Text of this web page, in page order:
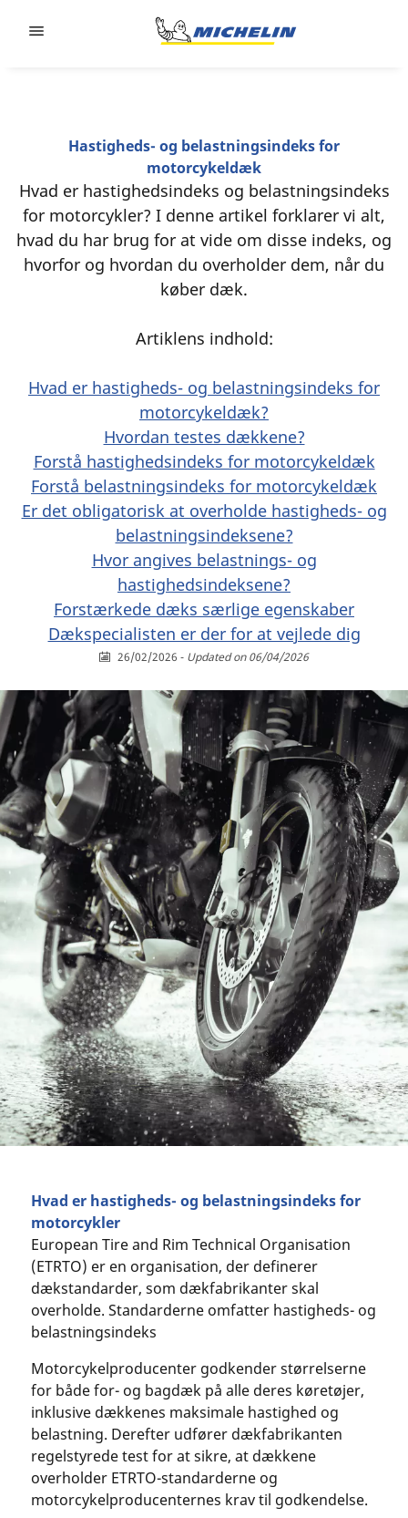
Hastigheds- og belastningsindeks for
motorcykeldæk
Hvad er hastighedsindeks og belastningsindeks
for motorcykler? I denne artikel forklarer vi alt,
hvad du har brug for at vide om disse indeks, og
hvorfor og hvordan du overholder dem, når du
køber dæk.
Artiklens indhold:
Hvad er hastigheds- og belastningsindeks for
motorcykeldæk?
Hvordan testes dækkene?
Forstå hastighedsindeks for motorcykeldæk
Forstå belastningsindeks for motorcykeldæk
Er det obligatorisk at overholde hastigheds- og
belastningsindeksene?
Hvor angives belastnings- og
hastighedsindeksene?
Forstærkede dæks særlige egenskaber
Dækspecialisten er der for at vejlede dig
26/02/2026 - Updated on 06/04/2026
Hvad er hastigheds- og belastningsindeks for
motorcykler
European Tire and Rim Technical Organisation
(ETRTO) er en organisation, der definerer
dækstandarder, som dækfabrikanter skal
overholde. Standarderne omfatter hastigheds- og
belastningsindeks
Motorcykelproducenter godkender størrelserne
for både for- og bagdæk på alle deres køretøjer,
inklusive dækkenes maksimale hastighed og
belastning. Derefter udfører dækfabrikanten
regelstyrede test for at sikre, at dækkene
overholder ETRTO-standarderne og
motorcykelproducenternes krav til godkendelse.